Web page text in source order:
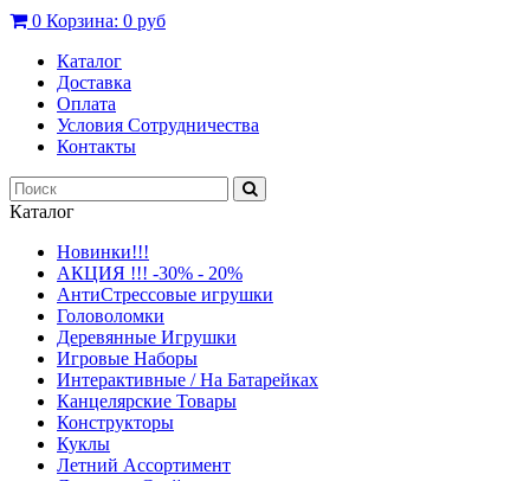
0 Корзина: 0 руб
Каталог
Доставка
Оплата
Условия Сотрудничества
Контакты
Каталог
Новинки!!!
АКЦИЯ !!! -30% - 20%
АнтиСтрессовые игрушки
Головоломки
Деревянные Игрушки
Игровые Наборы
Интерактивные / На Батарейках
Канцелярские Товары
Конструкторы
Куклы
Летний Ассортимент